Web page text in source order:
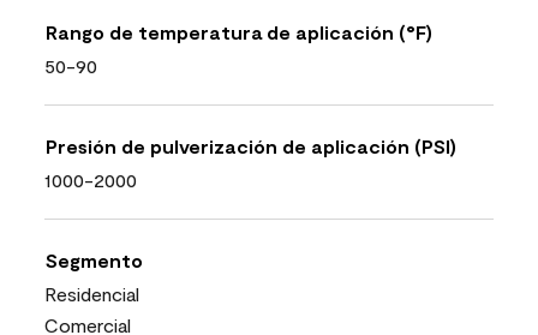
Rango de temperatura de aplicación (°F)
50-90
Presión de pulverización de aplicación (PSI)
1000-2000
Segmento
Residencial
Comercial